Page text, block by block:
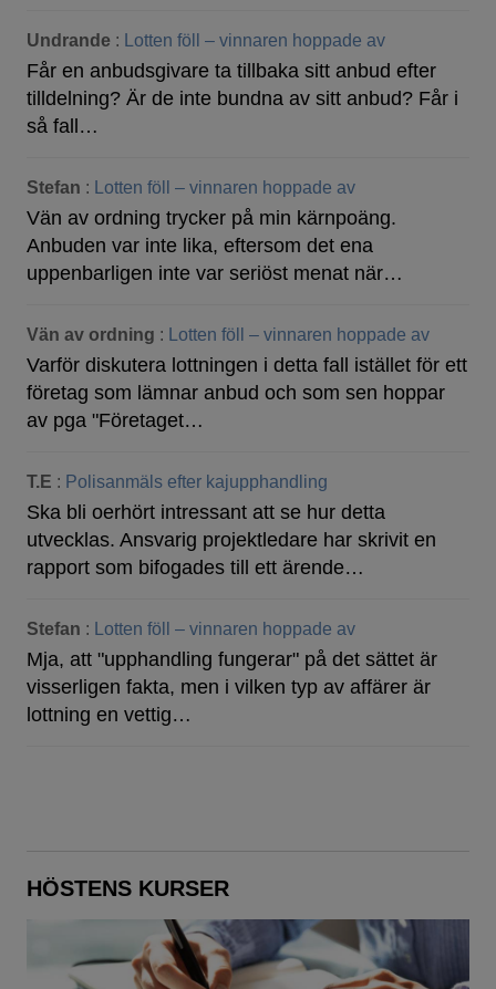
Undrande : Lotten föll – vinnaren hoppade av
Får en anbudsgivare ta tillbaka sitt anbud efter
tilldelning? Är de inte bundna av sitt anbud? Får i
så fall…
Stefan : Lotten föll – vinnaren hoppade av
Vän av ordning trycker på min kärnpoäng.
Anbuden var inte lika, eftersom det ena
uppenbarligen inte var seriöst menat när…
Vän av ordning : Lotten föll – vinnaren hoppade av
Varför diskutera lottningen i detta fall istället för ett
företag som lämnar anbud och som sen hoppar
av pga "Företaget…
T.E : Polisanmäls efter kajupphandling
Ska bli oerhört intressant att se hur detta
utvecklas. Ansvarig projektledare har skrivit en
rapport som bifogades till ett ärende…
Stefan : Lotten föll – vinnaren hoppade av
Mja, att "upphandling fungerar" på det sättet är
visserligen fakta, men i vilken typ av affärer är
lottning en vettig…
HÖSTENS KURSER